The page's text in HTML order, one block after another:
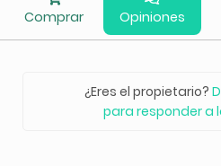
Comprar Opiniones
¿Eres el propietario?
para responder a